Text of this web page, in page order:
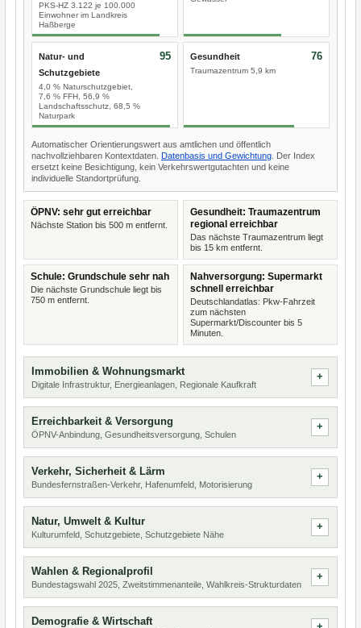
PKS-HZ 3.122 je 100.000
Einwohner im Landkreis
Haßberge
Natur- und
Schutzgebiete
4,0 % Naturschutzgebiet,
7,6 % FFH, 56,9 %
Landschaftsschutz, 68,5 %
Naturpark
95 Gesundheit
Traumazentrum 5,9 km
76
Automatischer Orientierungswert aus amtlichen und öffentlich
nachvollziehbaren Kontextdaten. Datenbasis und Gewichtung . Der Index
ersetzt keine Besichtigung, kein Verkehrswertgutachten und keine
individuelle Standortprüfung.
ÖPNV: sehr gut erreichbar
Nächste Station bis 500 m entfernt.
Gesundheit: Traumazentrum
regional erreichbar
Das nächste Traumazentrum liegt
bis 15 km entfernt.
Schule: Grundschule sehr nah
Die nächste Grundschule liegt bis
750 m entfernt.
Nahversorgung: Supermarkt
schnell erreichbar
Deutschlandatlas: Pkw-Fahrzeit
zum nächsten
Supermarkt/Discounter bis 5
Minuten.
Immobilien & Wohnungsmarkt
Digitale Infrastruktur, Energieanlagen, Regionale Kaufkraft
Erreichbarkeit & Versorgung
ÖPNV-Anbindung, Gesundheitsversorgung, Schulen
Verkehr, Sicherheit & Lärm
Bundesfernstraßen-Verkehr, Hafenumfeld, Motorisierung
Natur, Umwelt & Kultur
Kulturumfeld, Schutzgebiete, Schutzgebiete Nähe
Wahlen & Regionalprofil
Bundestagswahl 2025, Zweitstimmenanteile, Wahlkreis-Strukturdaten
Demografie & Wirtschaft